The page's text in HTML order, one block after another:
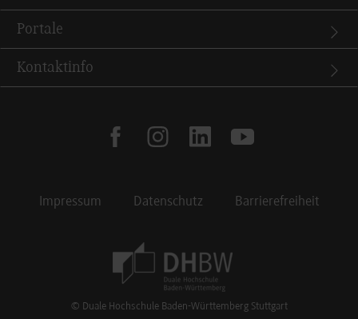
Portale
Kontaktinfo
facebookinstagramlinkedinyoutube
Impressum Datenschutz Barrierefreiheit
© Duale Hochschule Baden-Württemberg Stuttgart